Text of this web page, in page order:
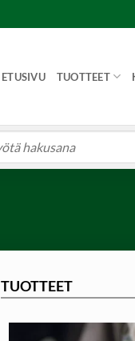
ETUSIVU TUOTTEET
TUOTTEET